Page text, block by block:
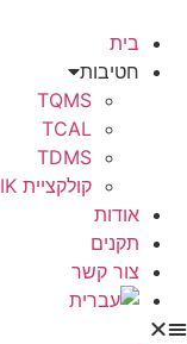
בית
חטיבות
TQMS
TCAL
TDMS
קולקציית SHIK
אודות
תקנים
צור קשר